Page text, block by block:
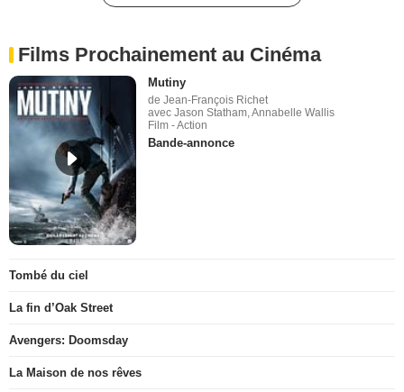
Films Prochainement au Cinéma
Mutiny
de Jean-François Richet
avec Jason Statham, Annabelle Wallis
Film - Action
Bande-annonce
Tombé du ciel
La fin d’Oak Street
Avengers: Doomsday
La Maison de nos rêves